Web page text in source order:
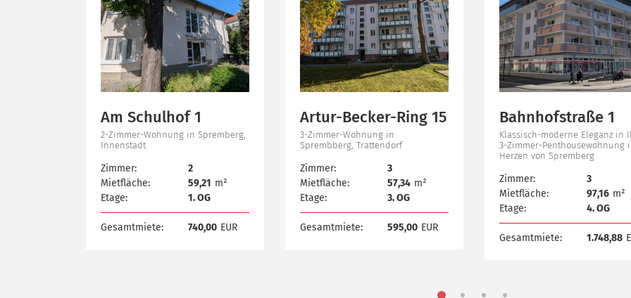
Am Schulhof 1
2-Zimmer-Wohnung in Spremberg,
Innenstadt
Zimmer:
2
Mietfläche:
59,21 m²
Etage:
1. OG
Gesamtmiete: 740,00 EUR
Artur-Becker-Ring 15
3-Zimmer-Wohnung in
Sprembberg, Trattendorf
Zimmer:
3
Mietfläche:
57,34 m²
Etage:
3. OG
Gesamtmiete: 595,00 EUR
Bahnhofstraße 1
Klassisch-moderne Eleganz in
3-Zimmer-Penthousewohnung
Herzen von Spremberg
Zimmer:
3
Mietfläche:
97,16 m²
Etage:
4. OG
Gesamtmiete: 1.748,88